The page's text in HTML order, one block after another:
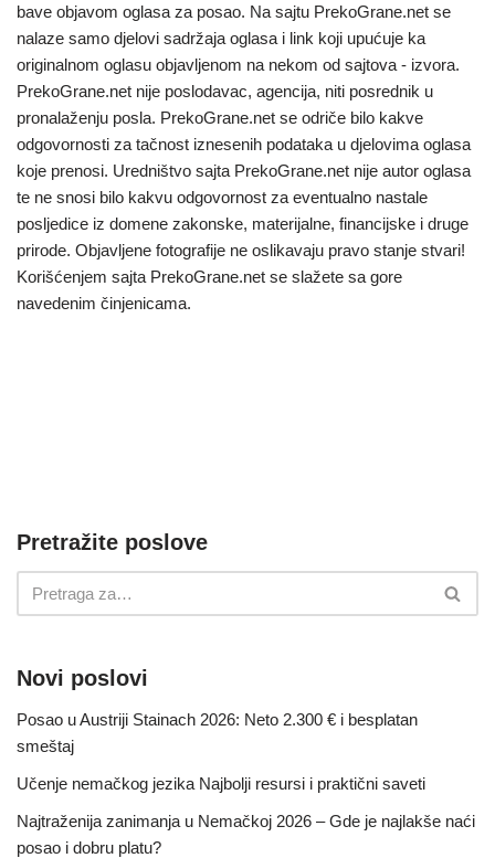
bave objavom oglasa za posao. Na sajtu PrekoGrane.net se
nalaze samo djelovi sadržaja oglasa i link koji upućuje ka
originalnom oglasu objavljenom na nekom od sajtova - izvora.
PrekoGrane.net nije poslodavac, agencija, niti posrednik u
pronalaženju posla. PrekoGrane.net se odriče bilo kakve
odgovornosti za tačnost iznesenih podataka u djelovima oglasa
koje prenosi. Uredništvo sajta PrekoGrane.net nije autor oglasa
te ne snosi bilo kakvu odgovornost za eventualno nastale
posljedice iz domene zakonske, materijalne, financijske i druge
prirode. Objavljene fotografije ne oslikavaju pravo stanje stvari!
Korišćenjem sajta PrekoGrane.net se slažete sa gore
navedenim činjenicama.
Pretražite poslove
Novi poslovi
Posao u Austriji Stainach 2026: Neto 2.300 € i besplatan
smeštaj
Učenje nemačkog jezika Najbolji resursi i praktični saveti
Najtraženija zanimanja u Nemačkoj 2026 – Gde je najlakše naći
posao i dobru platu?